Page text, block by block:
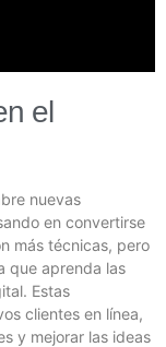
el
nuevas
en convertirse
más técnicas, pero
que aprenda las
Estas
clientes en línea,
y mejorar las ideas